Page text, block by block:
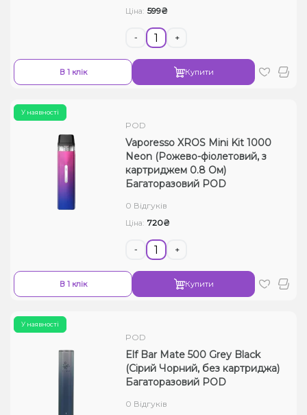
Ціна: 599₴
- +
В 1 клік Купити
У наявності
POD
Vaporesso XROS Mini Kit 1000
Neon (Рожево-фіолетовий, з
картриджем 0.8 Ом)
Багаторазовий POD
0 Відгуків
Ціна: 720₴
- +
В 1 клік Купити
У наявності
POD
Elf Bar Mate 500 Grey Black
(Сірий Чорний, без картриджа)
Багаторазовий POD
0 Відгуків